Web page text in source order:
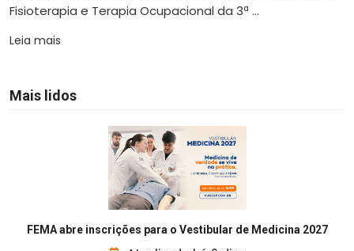
Fisioterapia e Terapia Ocupacional da 3ª ...
Leia mais
Mais lidos
FEMA abre inscrições para o Vestibular de Medicina 2027